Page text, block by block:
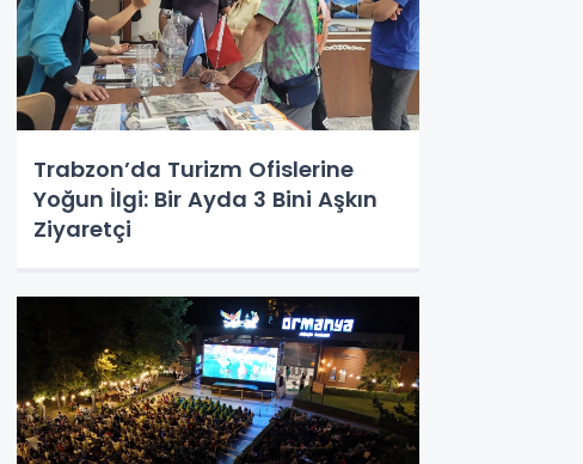
Trabzon’da Turizm Ofislerine
Yoğun İlgi: Bir Ayda 3 Bini Aşkın
Ziyaretçi